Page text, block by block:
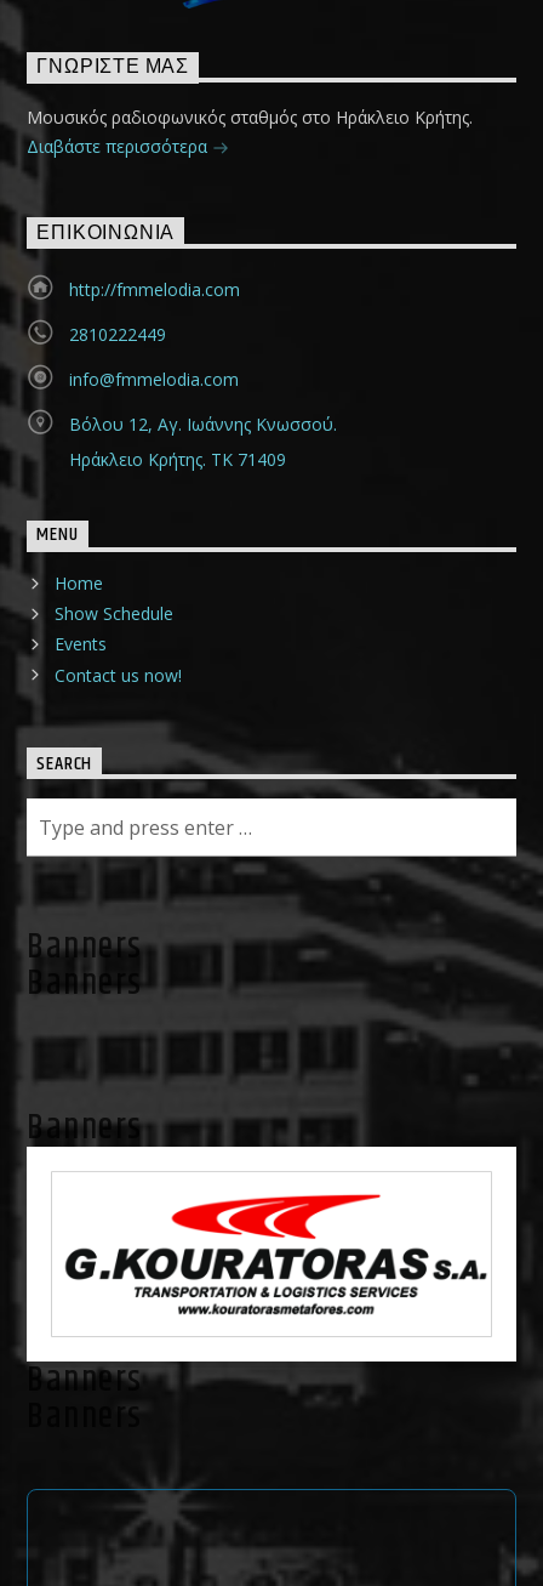
ΓΝΩΡΊΣΤΕ ΜΑΣ
Μουσικός ραδιοφωνικός σταθμός στο Ηράκλειο Κρήτης.
Διαβάστε περισσότερα
ΕΠΙΚΟΙΝΩΝΊΑ
http://fmmelodia.com
2810222449
info@fmmelodia.com
Βόλου 12, Αγ. Ιωάννης Κνωσσού.
Ηράκλειο Κρήτης. ΤΚ 71409
MENU
Home
Show Schedule
Events
Contact us now!
SEARCH
Banners
Banners
Banners
Banners
Banners